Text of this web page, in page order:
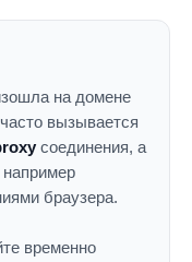
на домене
вызывается
соединения, а
браузера.
временно